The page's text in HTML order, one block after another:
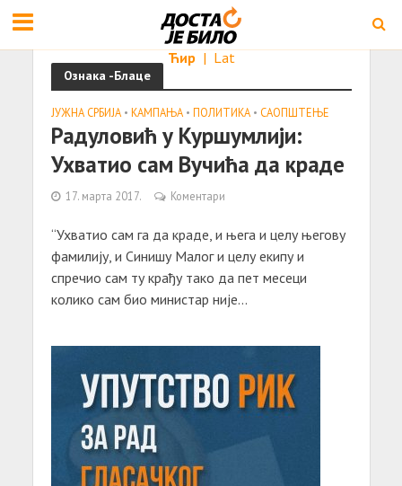
Ћир | Lat
Ознака -Блаце
ЈУЖНА СРБИЈА • КАМПАЊА • ПОЛИТИКА • САОПШТЕЊE
Радуловић у Куршумлији:
Ухватио сам Вучића да краде
17. марта 2017. Коментари
“Ухватио сам га да краде, и њега и целу његову
фамилију, и Синишу Малог и целу екипу и
спречио сам ту крађу тако да пет месеци
колико сам био министар није...